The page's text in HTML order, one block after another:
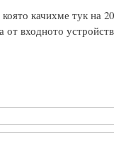
качихме тук на
от входното